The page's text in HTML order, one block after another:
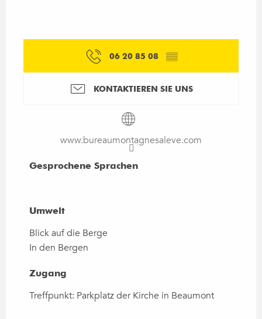
06 20 85 08 ▒▒
KONTAKTIEREN SIE UNS
www.bureaumontagnesaleve.com
Gesprochene Sprachen
Gesprochene Sprachen
Umwelt
Umwelt
Blick auf die Berge
In den Bergen
Zugang
Zugang
Treffpunkt: Parkplatz der Kirche in Beaumont